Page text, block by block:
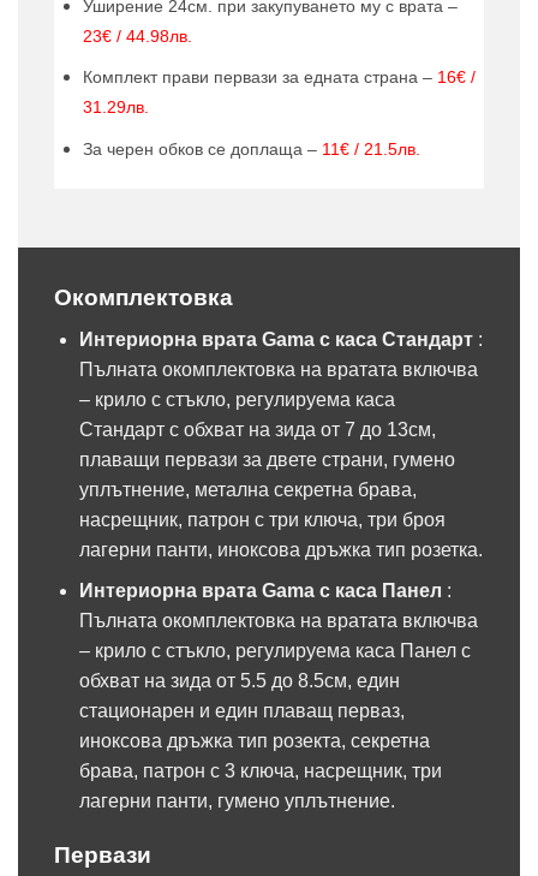
Уширение 24см. при закупуването му с врата –
23€ / 44.98лв.
Комплект прави первази за едната страна – 16€ /
31.29лв.
За черен обков се доплаща – 11€ / 21.5лв.
Окомплектовка
Интериорна врата Gama с каса Стандарт:
Пълната окомплектовка на вратата включва
– крило с стъкло, регулируема каса
Стандарт с обхват на зида от 7 до 13см,
плаващи первази за двете страни, гумено
уплътнение, метална секретна брава,
насрещник, патрон с три ключа, три броя
лагерни панти, иноксова дръжка тип розетка.
Интериорна врата Gama с каса Панел :
Пълната окомплектовка на вратата включва
– крило с стъкло, регулируема каса Панел с
обхват на зида от 5.5 до 8.5см, един
стационарен и един плаващ перваз,
иноксова дръжка тип розекта, секретна
брава, патрон с 3 ключа, насрещник, три
лагерни панти, гумено уплътнение.
Первази